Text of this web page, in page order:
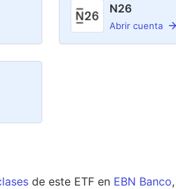
N26
Abrir cuenta
de este ETF en EBN Banco,